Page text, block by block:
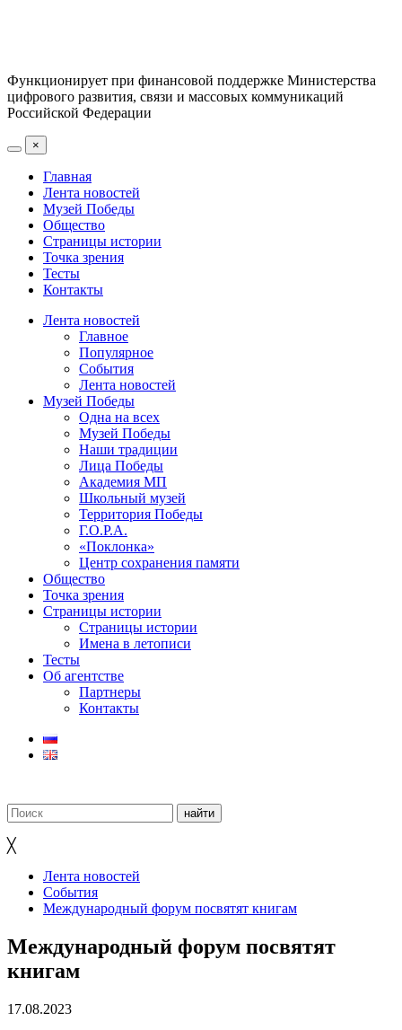
Функционирует при финансовой поддержке Министерства
цифрового развития, связи и массовых коммуникаций
Российской Федерации
×
Главная
Лента новостей
Музей Победы
Общество
Страницы истории
Точка зрения
Тесты
Контакты
Лента новостей
Главное
Популярное
События
Лента новостей
Музей Победы
Одна на всех
Музей Победы
Наши традиции
Лица Победы
Академия МП
Школьный музей
Территория Победы
Г.О.Р.А.
«Поклонка»
Центр сохранения памяти
Общество
Точка зрения
Страницы истории
Страницы истории
Имена в летописи
Тесты
Об агентстве
Партнеры
Контакты
╳
Лента новостей
События
Международный форум посвятят книгам
Международный форум посвятят
книгам
17.08.2023